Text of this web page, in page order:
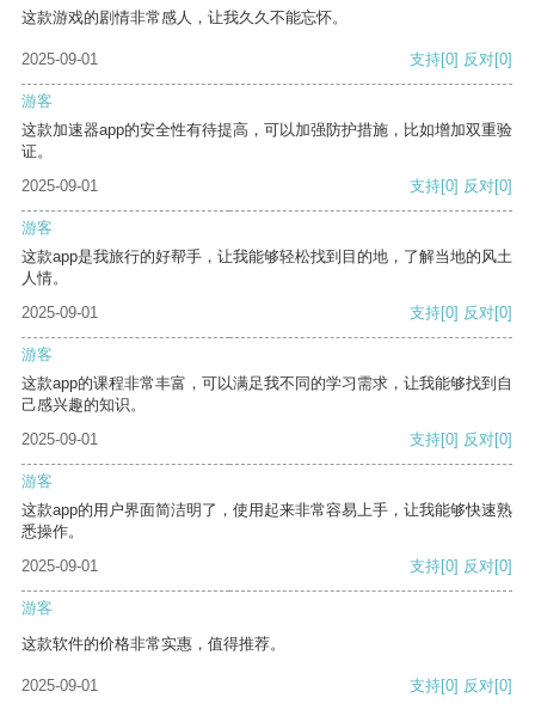
这款游戏的剧情非常感人，让我久久不能忘怀。
2025-09-01 支持[0] 反对[0]
游客
这款加速器app的安全性有待提高，可以加强防护措施，比如增加双重验
证。
2025-09-01
支持[0] 反对[0]
游客
这款app是我旅行的好帮手，让我能够轻松找到目的地，了解当地的风土
人情。
2025-09-01
支持[0] 反对[0]
游客
这款app的课程非常丰富，可以满足我不同的学习需求，让我能够找到自
己感兴趣的知识。
2025-09-01
支持[0] 反对[0]
游客
这款app的用户界面简洁明了，使用起来非常容易上手，让我能够快速熟
悉操作。
2025-09-01
支持[0] 反对[0]
游客
这款软件的价格非常实惠，值得推荐。
2025-09-01 支持[0] 反对[0]